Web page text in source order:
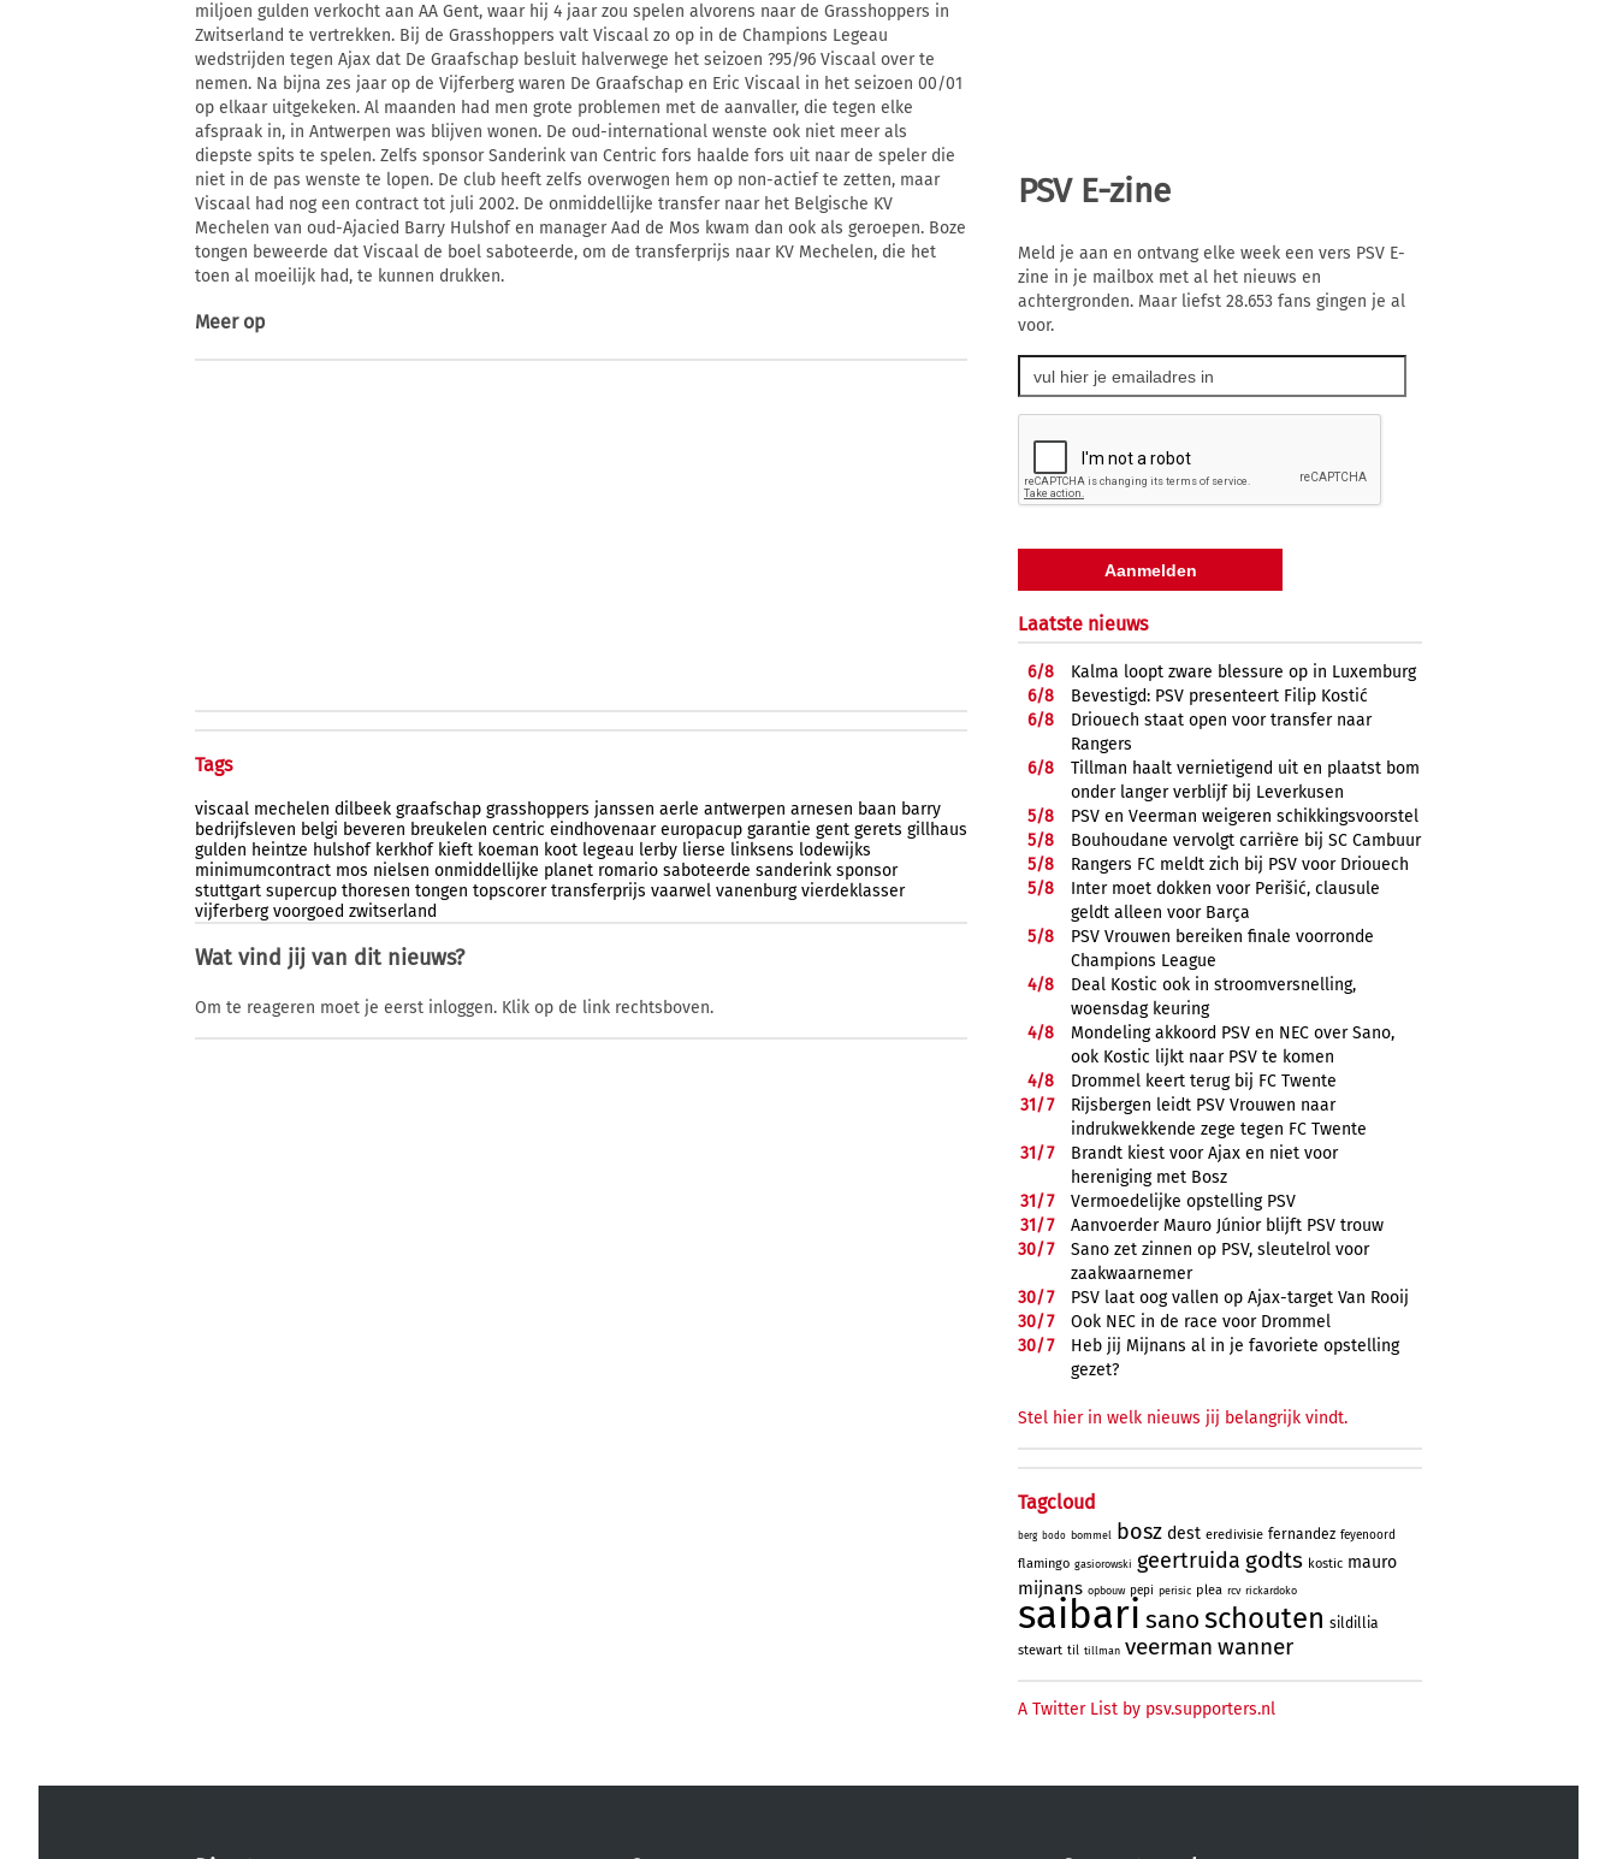
miljoen gulden verkocht aan AA Gent, waar hij 4 jaar zou spelen alvorens naar de Grasshoppers in
Zwitserland te vertrekken. Bij de Grasshoppers valt Viscaal zo op in de Champions Legeau
wedstrijden tegen Ajax dat De Graafschap besluit halverwege het seizoen ?95/96 Viscaal over te
nemen. Na bijna zes jaar op de Vijferberg waren De Graafschap en Eric Viscaal in het seizoen 00/01
op elkaar uitgekeken. Al maanden had men grote problemen met de aanvaller, die tegen elke
afspraak in, in Antwerpen was blijven wonen. De oud-international wenste ook niet meer als
diepste spits te spelen. Zelfs sponsor Sanderink van Centric fors haalde fors uit naar de speler die
niet in de pas wenste te lopen. De club heeft zelfs overwogen hem op non-actief te zetten, maar
Viscaal had nog een contract tot juli 2002. De onmiddellijke transfer naar het Belgische KV
Mechelen van oud-Ajacied Barry Hulshof en manager Aad de Mos kwam dan ook als geroepen. Boze
tongen beweerde dat Viscaal de boel saboteerde, om de transferprijs naar KV Mechelen, die het
toen al moeilijk had, te kunnen drukken.
Meer op
Tags
viscaal mechelen dilbeek graafschap grasshoppers janssen aerle antwerpen arnesen baan barry
bedrijfsleven belgi beveren breukelen centric eindhovenaar europacup garantie gent gerets gillhaus
gulden heintze hulshof kerkhof kieft koeman koot legeau lerby lierse linksens lodewijks
minimumcontract mos nielsen onmiddellijke planet romario saboteerde sanderink sponsor
stuttgart supercup thoresen tongen topscorer transferprijs vaarwel vanenburg vierdeklasser
vijferberg voorgoed zwitserland
Wat vind jij van dit nieuws?
Om te reageren moet je eerst inloggen. Klik op de link rechtsboven.
PSV E-zine
Meld je aan en ontvang elke week een vers PSV E-
zine in je mailbox met al het nieuws en
achtergronden. Maar liefst 28.653 fans gingen je al
voor.
Laatste nieuws
6/8
Kalma loopt zware blessure op in Luxemburg
6/8
Bevestigd: PSV presenteert Filip Kostić
6/8
Driouech staat open voor transfer naar
Rangers
6/8
Tillman haalt vernietigend uit en plaatst bom
onder langer verblijf bij Leverkusen
5/8
PSV en Veerman weigeren schikkingsvoorstel
5/8
Bouhoudane vervolgt carrière bij SC Cambuur
5/8
Rangers FC meldt zich bij PSV voor Driouech
5/8
Inter moet dokken voor Perišić, clausule
geldt alleen voor Barça
5/8
PSV Vrouwen bereiken finale voorronde
Champions League
4/8
Deal Kostic ook in stroomversnelling,
woensdag keuring
4/8
Mondeling akkoord PSV en NEC over Sano,
ook Kostic lijkt naar PSV te komen
4/8
Drommel keert terug bij FC Twente
31/7
Rijsbergen leidt PSV Vrouwen naar
indrukwekkende zege tegen FC Twente
31/7
Brandt kiest voor Ajax en niet voor
hereniging met Bosz
31/7
Vermoedelijke opstelling PSV
31/7
Aanvoerder Mauro Júnior blijft PSV trouw
30/7
Sano zet zinnen op PSV, sleutelrol voor
zaakwaarnemer
30/7
PSV laat oog vallen op Ajax-target Van Rooij
30/7
Ook NEC in de race voor Drommel
30/7
Heb jij Mijnans al in je favoriete opstelling
gezet?
Stel hier in welk nieuws jij belangrijk vindt.
Tagcloud
berg bodo bommel bosz dest eredivisie fernandez feyenoord
flamingo gasiorowski geertruida godts kostic mauro
mijnans opbouw pepi perisic plea rcv rickardoko
saibari sanoschouten sildillia
stewart til tillman veerman wanner
A Twitter List by psv.supporters.nl